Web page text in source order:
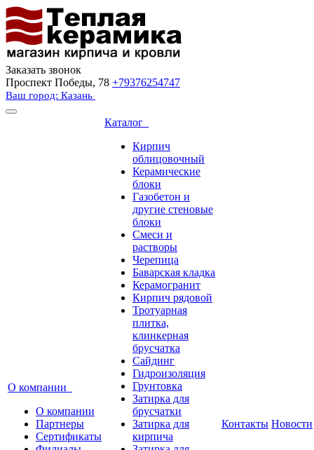
Заказать звонок
Проспект Победы, 78 +79376254747
Ваш город: Казань
О компании
О компании
Партнеры
Сертификаты
Каталог
Кирпич
облицовочный
Керамические
блоки
Газобетон и
другие стеновые
блоки
Смеси и
растворы
Черепица
Баварская кладка
Керамогранит
Кирпич рядовой
Тротуарная
плитка,
клинкерная
брусчатка
Сайдинг
Гидроизоляция
Грунтовка
Затирка для
брусчатки
Затирка для
кирпича
Контакты Новости